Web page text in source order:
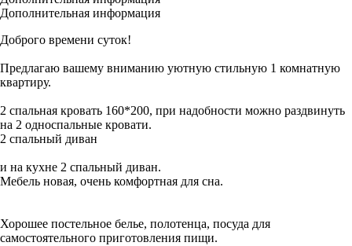
Дополнительная информация
Доброго времени суток!
Предлагаю вашему вниманию уютную стильную 1 комнатную
квартиру.
2 спальная кровать 160*200, при надобности можно раздвинуть
на 2 односпальные кровати.
2 спальный диван
и на кухне 2 спальный диван.
Мебель новая, очень комфортная для сна.
Хорошее постельное белье, полотенца, посуда для
самостоятельного приготовления пищи.